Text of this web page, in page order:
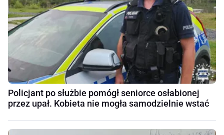
Policjant po służbie pomógł seniorce osłabionej
przez upał. Kobieta nie mogła samodzielnie wstać